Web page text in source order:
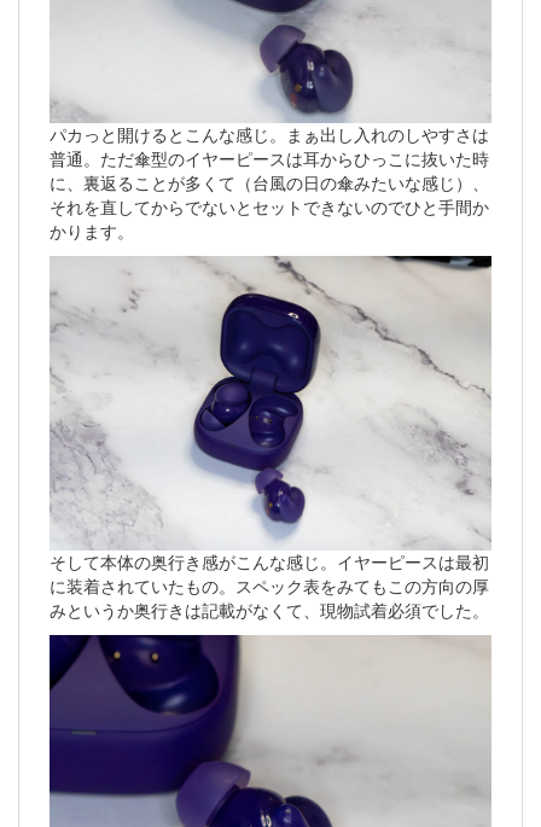
パカっと開けるとこんな感じ。まぁ出し入れのしやすさは
普通。ただ傘型のイヤーピースは耳からひっこに抜いた時
に、裏返ることが多くて（台風の日の傘みたいな感じ）、
それを直してからでないとセットできないのでひと手間か
かります。
そして本体の奥行き感がこんな感じ。イヤーピースは最初
に装着されていたもの。スペック表をみてもこの方向の厚
みというか奥行きは記載がなくて、現物試着必須でした。